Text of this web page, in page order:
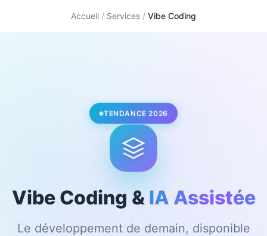
Accueil / Services / Vibe Coding
TENDANCE 2026
Vibe Coding & IA Assistée
Le développement de demain, disponible